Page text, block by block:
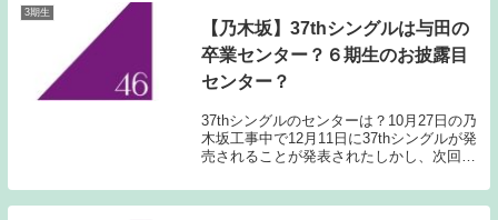
3期生
【乃木坂】37thシングルは与田の
卒業センター？６期生のお披露目
センター？
37thシングルのセンターは？10月27日の乃
木坂工事中で12月11日に37thシングルが発
売されることが発表されたしかし、次回に
め様々な憶測を生んでいるその中で3期生1
番人気の与田祐希の卒業発表？それ...